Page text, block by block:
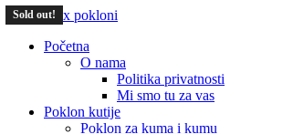
Početna
O nama
Politika privatnosti
Mi smo tu za vas
Poklon kutije
Poklon za kuma i kumu
Sold out!
Sold out!